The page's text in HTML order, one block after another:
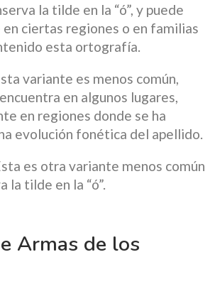
la tilde en la “ó”, y puede
ciertas regiones o en familias
esta ortografía.
variante es menos común,
en algunos lugares,
en regiones donde se ha
evolución fonética del apellido.
es otra variante menos común
la tilde en la “ó”.
Armas de los